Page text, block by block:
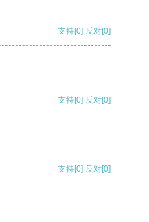
支持[0] 反对[0]
支持[0] 反对[0]
支持[0] 反对[0]